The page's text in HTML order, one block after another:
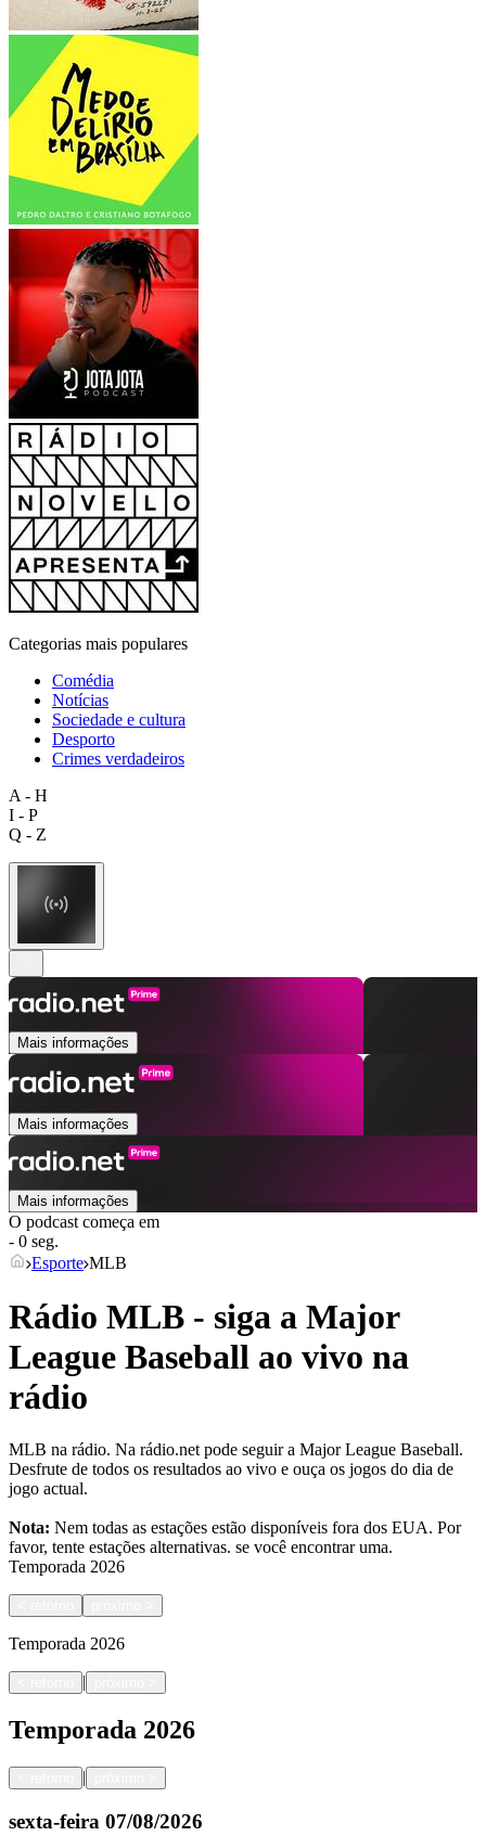
Categorias mais populares
Comédia
Notícias
Sociedade e cultura
Desporto
Crimes verdadeiros
A - H
I - P
Q - Z
Mais informações
Mais informações
Mais informações
O podcast começa em
- 0 seg.
Esporte MLB
Rádio MLB - siga a Major
League Baseball ao vivo na
rádio
MLB na rádio. Na rádio.net pode seguir a Major League Baseball.
Desfrute de todos os resultados ao vivo e ouça os jogos do dia de
jogo actual.
Nota: Nem todas as estações estão disponíveis fora dos EUA. Por
favor, tente estações alternativas. se você encontrar uma.
Temporada 2026
Temporada 2026
|
Temporada 2026
|
sexta-feira 07/08/2026